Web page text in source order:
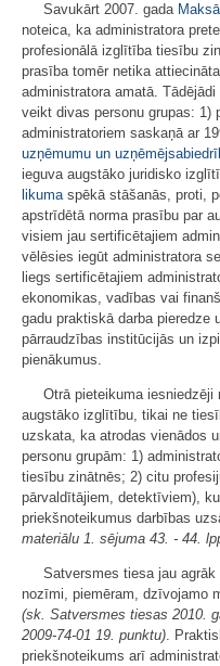
Savukārt 2007. gada
noteica, ka administratora
profesionālā izglītība tiesību
prasība tomēr netika
administratora amatā.
veikt divas personu grupas: 1)
administratoriem saskaņā ar
uzņēmumu un
ieguva augstāko juridisko
likumaspēkā stāšanās, proti,
apstrīdētā norma prasību par
visiem jau sertificētajiem
vēlēsies iegūt administratora
liegs sertificētajiem
ekonomikas, vadības vai
gadu praktiskā darba pieredze
pārraudzības institūcijās un
pienākumus.
Otrā pieteikuma iesniedzēji
augstāko izglītību, tikai ne
uzskata, ka atrodas vienādos
personu grupām: 1)
tiesību zinātnēs; 2) citu
pārvaldītājiem, detektīviem),
priekšnoteikumus darbības
materiālu 1. sējuma 43. - 44.
Satversmes tiesa jau
nozīmi, piemēram, dzīvojamo
(sk. Satversmes tiesas 2010.
2009-74-01 19. punktu).
priekšnoteikums arī